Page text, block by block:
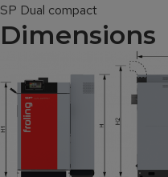
SP Dual compact
Dimensions